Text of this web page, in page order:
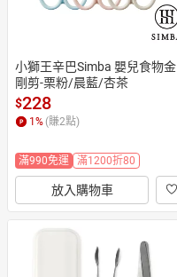
小獅王辛巴Simba 嬰兒食物金
剛剪-栗粉/晨藍/杏茶
$228
1 % (賺2點)
滿990免運 滿1200折80
放入購物車